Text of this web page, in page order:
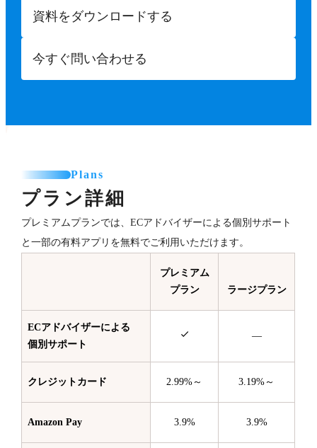
資料をダウンロードする
今すぐ問い合わせる
Plans
プラン詳細
プレミアムプランでは、ECアドバイザーによる個別サポート
と一部の有料アプリを無料でご利用いただけます。
プレミアム
プラン
ラージプラン
ECアドバイザーによる
個別サポート
—
クレジットカード 2.99%～ 3.19%～
Amazon Pay 3.9% 3.9%